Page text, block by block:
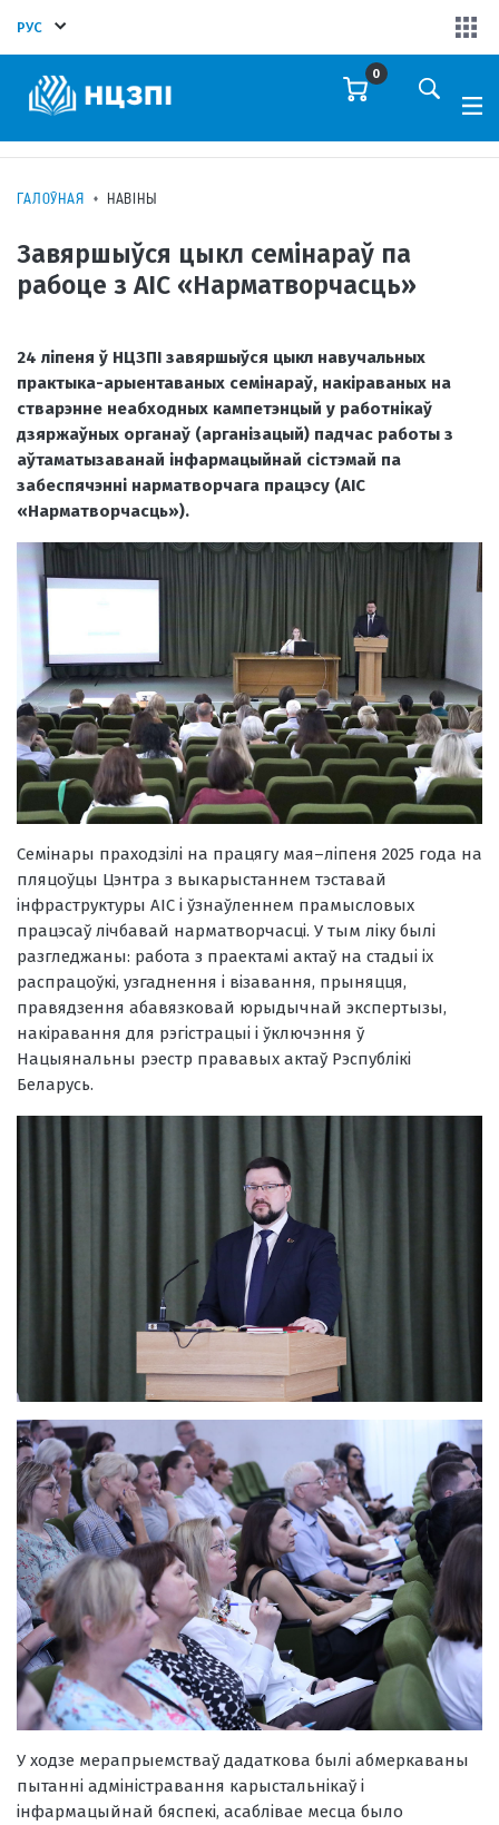
РУС
0
ГАЛОЎНАЯ НАВІНЫ
Завяршыўся цыкл семінараў па
рабоце з АІС «Нарматворчасць»
24 ліпеня ў НЦЗПІ завяршыўся цыкл навучальных
практыка-арыентаваных семінараў, накіраваных на
стварэнне неабходных кампетэнцый у работнікаў
дзяржаўных органаў (арганізацый) падчас работы з
аўтаматызаванай інфармацыйнай сістэмай па
забеспячэнні нарматворчага працэсу (АІС
«Нарматворчасць»).
Семінары праходзілі на працягу мая–ліпеня 2025 года на
пляцоўцы Цэнтра з выкарыстаннем тэставай
інфраструктуры АІС і ўзнаўленнем прамысловых
працэсаў лічбавай нарматворчасці. У тым ліку былі
разгледжаны: работа з праектамі актаў на стадыі іх
распрацоўкі, узгаднення і візавання, прыняцця,
правядзення абавязковай юрыдычнай экспертызы,
накіравання для рэгістрацыі і ўключэння ў
Нацыянальны рэестр прававых актаў Рэспублікі
Беларусь.
У ходзе мерапрыемстваў дадаткова былі абмеркаваны
пытанні адміністравання карыстальнікаў і
інфармацыйнай бяспекі, асаблівае месца было